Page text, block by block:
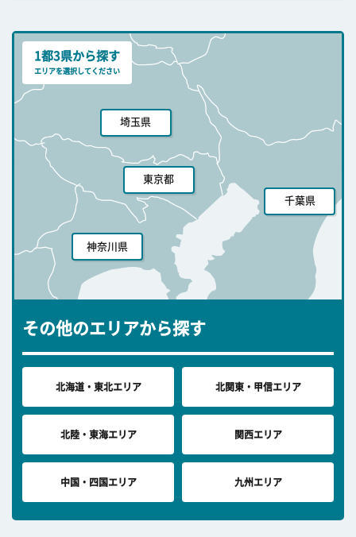
1都3県から探す
エリアを選択してください
埼玉県
東京都
千葉県
神奈川県
その他のエリアから探す
北海道・東北エリア 北関東・甲信エリア
北陸・東海エリア 関西エリア
中国・四国エリア 九州エリア